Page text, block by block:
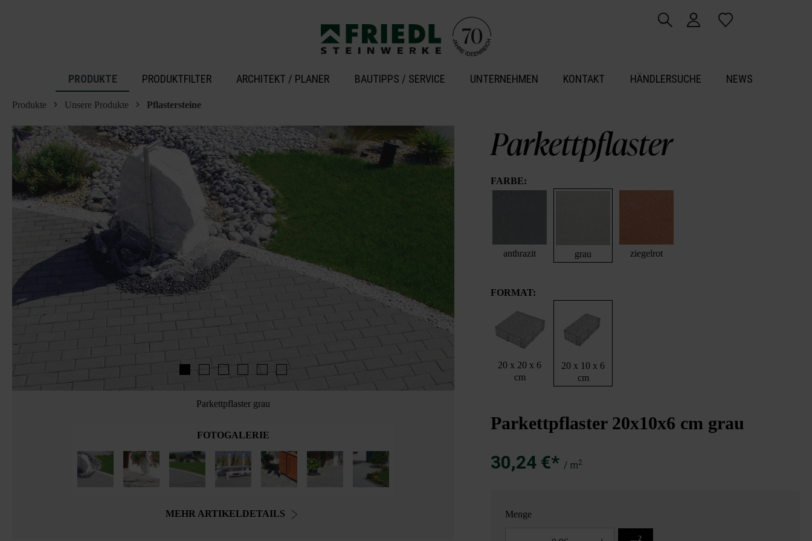
PRODUKTE PRODUKTFILTER ARCHITEKT / PLANER BAUTIPPS / SERVICE UNTERNEHMEN KONTAKT HÄNDLERSUCHE NEWS
Produkte Unsere Produkte Pflastersteine
Parkettpflaster grau
FOTOGALERIE
MEHR ARTIKELDETAILS
Parkettpflaster
FARBE:
anthrazit grau ziegelrot
FORMAT:
20 x 20 x 6
cm
20 x 10 x 6
cm
Parkettpflaster 20x10x6 cm grau
30,24 €* / m2
Menge
2